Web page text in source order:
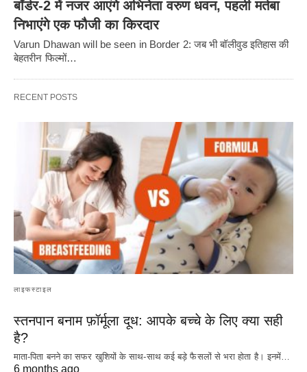
बॉर्डर-2 में नजर आएंगे अभिनेता वरुण धवन, पहली मर्तबा
निभाएंगे एक फौजी का किरदार
Varun Dhawan will be seen in Border 2: जब भी बॉलीवुड इतिहास की
बेहतरीन फिल्मों…
RECENT POSTS
लाइफस्टाइल
स्तनपान बनाम फ़ॉर्मूला दूध: आपके बच्चे के लिए क्या सही
है?
माता-पिता बनने का सफर खुशियों के साथ-साथ कई बड़े फैसलों से भरा होता है। इनमें…
6 months ago